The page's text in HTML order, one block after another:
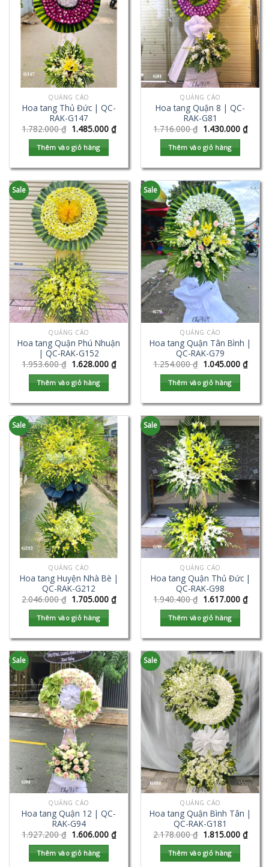
QUẢNG CÁO
Hoa tang Thủ Đức | QC-
RAK-G147
1.782.000₫ 1.485.000 ₫
Thêm vào giỏ hàng
QUẢNG CÁO
Hoa tang Quận 8 | QC-
RAK-G81
1.716.000₫ 1.430.000 ₫
Thêm vào giỏ hàng
Sale
QUẢNG CÁO
Hoa tang Quận Phú Nhuận
| QC-RAK-G152
1.953.600₫ 1.628.000 ₫
Thêm vào giỏ hàng
Sale
QUẢNG CÁO
Hoa tang Quận Tân Bình |
QC-RAK-G79
1.254.000₫ 1.045.000 ₫
Thêm vào giỏ hàng
Sale
QUẢNG CÁO
Hoa tang Huyện Nhà Bè |
QC-RAK-G212
2.046.000₫ 1.705.000 ₫
Thêm vào giỏ hàng
Sale
QUẢNG CÁO
Hoa tang Quận Thủ Đức |
QC-RAK-G98
1.940.400₫ 1.617.000 ₫
Thêm vào giỏ hàng
Sale
QUẢNG CÁO
Hoa tang Quận 12 | QC-
RAK-G94
1.927.200₫ 1.606.000 ₫
Thêm vào giỏ hàng
Sale
QUẢNG CÁO
Hoa tang Quận Bình Tân |
QC-RAK-G181
2.178.000₫ 1.815.000 ₫
Thêm vào giỏ hàng